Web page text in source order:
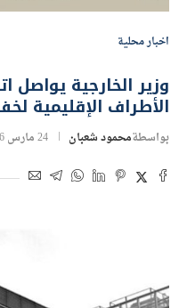
اخبار محلية
وزير الخارجية يواصل
الأطراف الإقليمية
بواسطةمحمود شعبان 24 مارس 2026 | 11:32 ص